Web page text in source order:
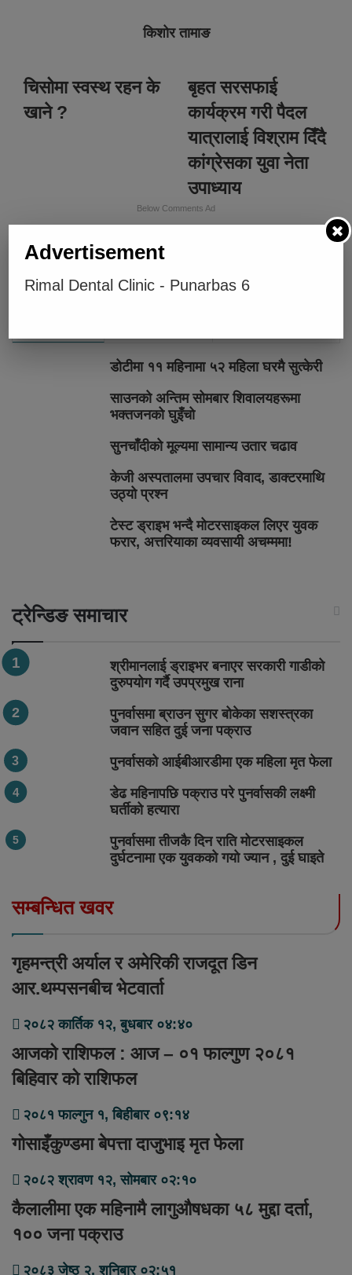
किशोर तामाङ
चिसोमा स्वस्थ रहन के
खाने ?
बृहत सरसफाई
कार्यक्रम गरी पैदल
यात्रालाई विश्राम दिँदै
कांग्रेसका युवा नेता
उपाध्याय
Below Comments Ad
डोटीमा ११ महिनामा ५२ महिला घरमै सुत्केरी
साउनको अन्तिम सोमबार शिवालयहरूमा
भक्तजनको घुइँचो
सुनचाँदीको मूल्यमा सामान्य उतार चढाव
केजी अस्पतालमा उपचार विवाद, डाक्टरमाथि
उठ्यो प्रश्न
टेस्ट ड्राइभ भन्दै मोटरसाइकल लिएर युवक
फरार, अत्तरियाका व्यवसायी अचम्ममा!
ट्रेन्डिङ समाचार
श्रीमानलाई ड्राइभर बनाएर सरकारी गाडीको
दुरुपयोग गर्दै उपप्रमुख राना
पुनर्वासमा ब्राउन सुगर बोकेका सशस्त्रका
जवान सहित दुई जना पक्राउ
पुनर्वासको आईबीआरडीमा एक महिला मृत फेला
डेढ महिनापछि पक्राउ परे पुनर्वासकी लक्ष्मी
घर्तीको हत्यारा
पुनर्वासमा तीजकै दिन राति मोटरसाइकल
दुर्घटनामा एक युवकको गयो ज्यान , दुई घाइते
सम्बन्धित खवर
गृहमन्त्री अर्याल र अमेरिकी राजदूत डिन
आर.थम्पसनबीच भेटवार्ता
२०८२ कार्तिक १२, बुधबार ०४:४०
आजको राशिफल : आज – ०१ फाल्गुण २०८१
बिहिवार को राशिफल
२०८१ फाल्गुन १, बिहीबार ०९:१४
गोसाइँकुण्डमा बेपत्ता दाजुभाइ मृत फेला
२०८२ श्रावण १२, सोमबार ०२:१०
कैलालीमा एक महिनामै लागुऔषधका ५८ मुद्दा दर्ता,
१०० जना पक्राउ
२०८३ जेष्ठ २, शनिबार ०२:५१
Advertisement
Rimal Dental Clinic - Punarbas 6